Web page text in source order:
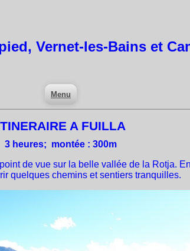
Vernet-les-Bains et
Menu
A FUILLA
3 heures; montée : 300m
de vue sur la belle vallée de la Rotja.
quelques chemins et sentiers tranquilles.